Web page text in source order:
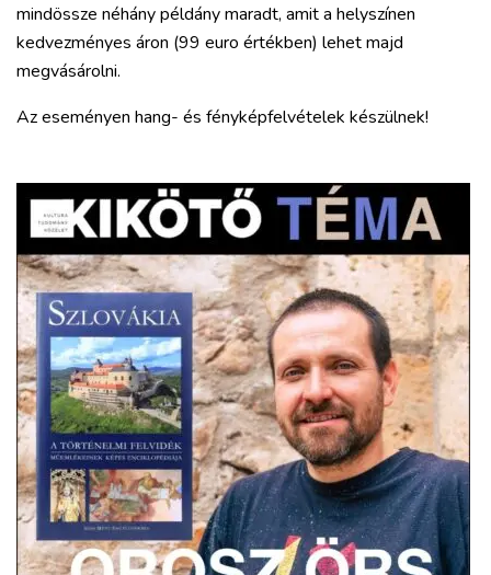
mindössze néhány példány maradt, amit a helyszínen
kedvezményes áron (99 euro értékben) lehet majd
megvásárolni.
Az eseményen hang- és fényképfelvételek készülnek!